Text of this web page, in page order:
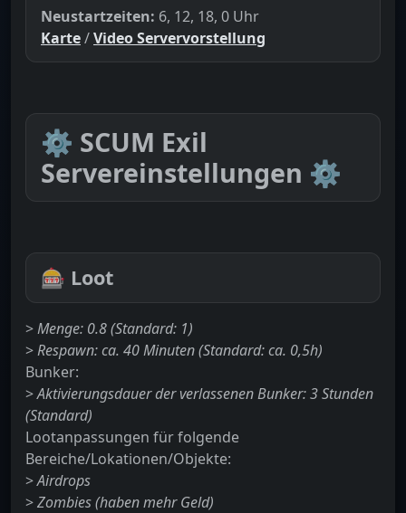
Neustartzeiten: 6, 12, 18, 0 Uhr
Karte/Video Servervorstellung
⚙️ SCUM Exil
Servereinstellungen ⚙️
🎰 Loot
>Menge: 0.8 (Standard: 1)
>Respawn: ca. 40 Minuten (Standard: ca. 0,5h)
Bunker:
>Aktivierungsdauer der verlassenen Bunker: 3 Stunden
(Standard)
Lootanpassungen für folgende
Bereiche/Lokationen/Objekte:
>Airdrops
>Zombies (haben mehr Geld)